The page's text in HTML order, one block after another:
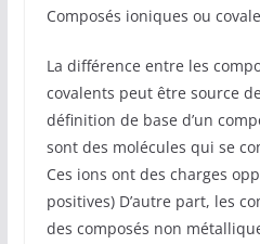
Composés ioniques ou
La différence entre les
covalents peut être source
définition de base d’un
sont des molécules qui se
Ces ions ont des charges
positives) D’autre part, les
des composés non